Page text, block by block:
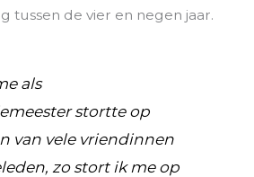
tussen de vier en negen jaar.
als
stortte op
van vele vriendinnen
zo stort ik me op